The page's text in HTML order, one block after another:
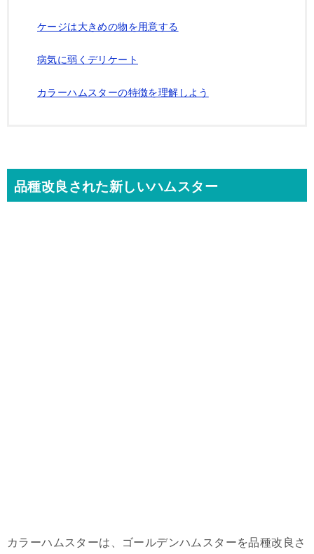
ケージは大きめの物を用意する
病気に弱くデリケート
カラーハムスターの特徴を理解しよう
品種改良された新しいハムスター
カラーハムスターは、ゴールデンハムスターを品種改良さ